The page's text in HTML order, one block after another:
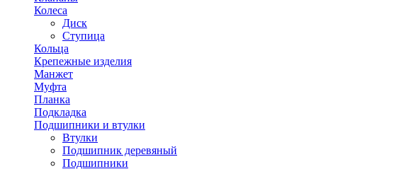
Колеса
Диск
Ступица
Кольца
Крепежные изделия
Манжет
Муфта
Планка
Подкладка
Подшипники и втулки
Втулки
Подшипник деревяный
Подшипники